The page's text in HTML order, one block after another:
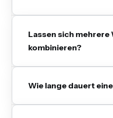
Lassen sich mehrere
kombinieren?
Wie lange dauert